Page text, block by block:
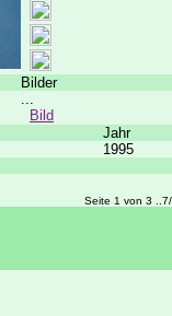
Bilder
...
Bild
Jahr
1995
Seite 1 von 3